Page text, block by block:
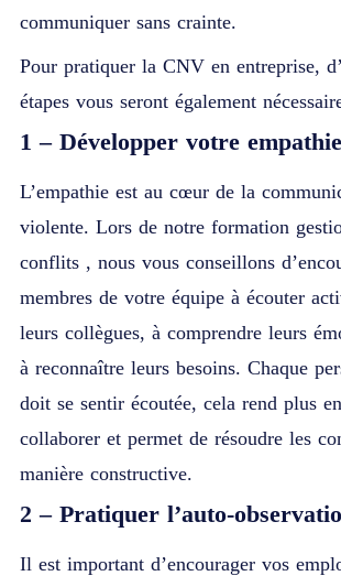
communiquer sans crainte.
Pour pratiquer la CNV en entreprise,
étapes vous seront également
1 – Développer votre empathie
L’empathie est au cœur de la
violente. Lors de notre formation
conflits , nous vous conseillons
membres de votre équipe à écouter
leurs collègues, à comprendre leurs
à reconnaître leurs besoins. Chaque
doit se sentir écoutée, cela rend plus
collaborer et permet de résoudre les
manière constructive.
2 – Pratiquer l’auto-
Il est important d’encourager vos